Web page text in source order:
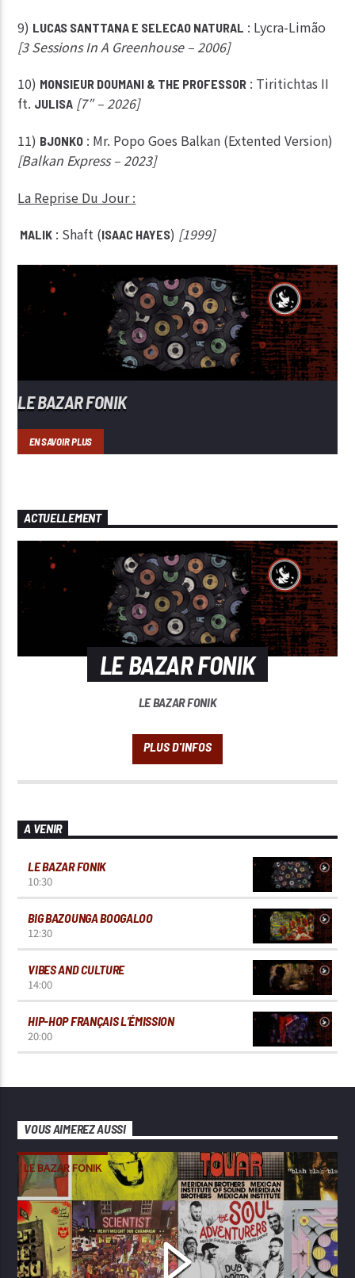
9) LUCAS SANTTANA E SELECAO NATURAL : Lycra-Limão
[3 Sessions In A Greenhouse – 2006]
10) MONSIEUR DOUMANI & THE PROFESSOR : Tiritichtas II
ft. JULISA [7″ – 2026]
11) BJONKO : Mr. Popo Goes Balkan (Extented Version)
[Balkan Express – 2023]
La Reprise Du Jour :
MALIK : Shaft (ISAAC HAYES) [1999]
LE BAZAR FONIK
EN SAVOIR PLUS
ACTUELLEMENT
LE BAZAR FONIK
LE BAZAR FONIK
A VENIR
LE BAZAR FONIK
10:30
BIG BAZOUNGA BOOGALOO
12:30
VIBES AND CULTURE
14:00
HIP-HOP FRANÇAIS L’ÉMISSION
20:00
VOUS AIMEREZ AUSSI
LE BAZAR FONIK